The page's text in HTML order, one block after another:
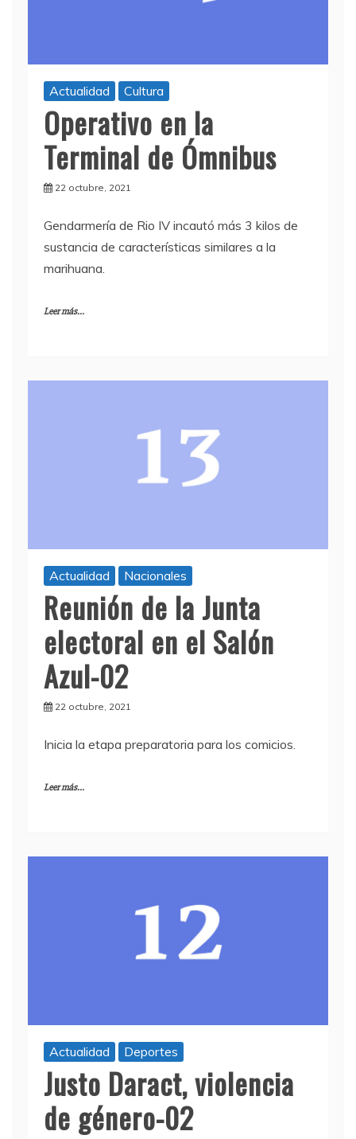
Actualidad Cultura
Operativo en la
Terminal de Ómnibus
22 octubre, 2021
Gendarmería de Rio IV incautó más 3 kilos de
sustancia de características similares a la
marihuana.
Leer más...
Actualidad Nacionales
Reunión de la Junta
electoral en el Salón
Azul-02
22 octubre, 2021
Inicia la etapa preparatoria para los comicios.
Leer más...
Actualidad Deportes
Justo Daract, violencia
de género-02